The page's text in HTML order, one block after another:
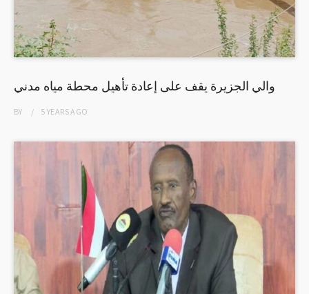
والي الجزيرة يقف على إعادة تأهيل محطة مياه مدني
BY 5 YEARSAGO